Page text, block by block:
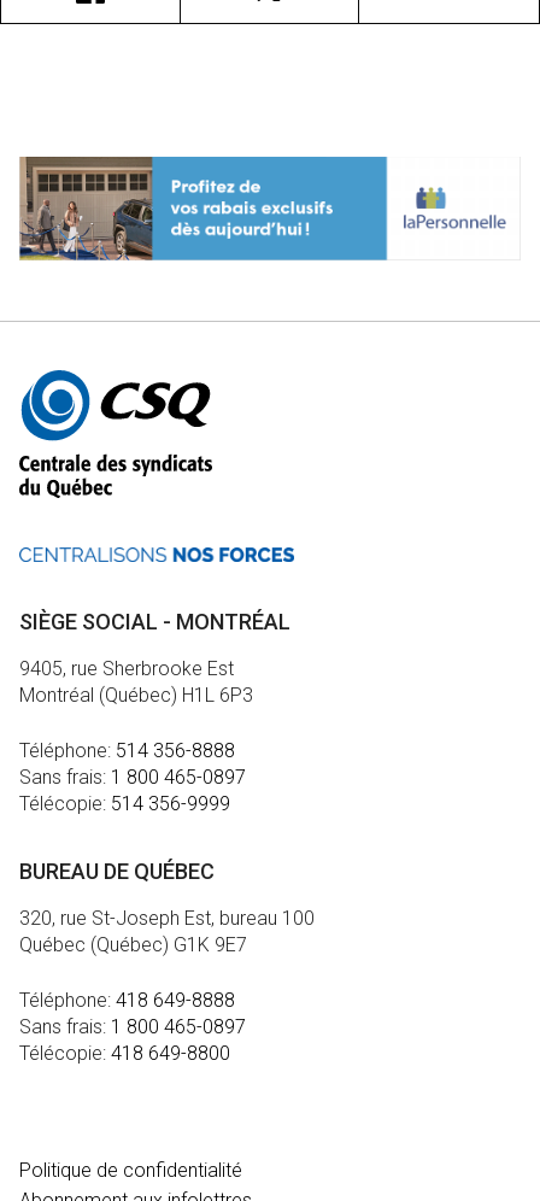
Autres
informations
SIÈGE SOCIAL - MONTRÉAL
9405, rue Sherbrooke Est
Montréal (Québec) H1L 6P3
Téléphone: 514 356-8888
Sans frais: 1 800 465-0897
Télécopie: 514 356-9999
BUREAU DE QUÉBEC
320, rue St-Joseph Est, bureau 100
Québec (Québec) G1K 9E7
Téléphone: 418 649-8888
Sans frais: 1 800 465-0897
Télécopie: 418 649-8800
Politique de confidentialité